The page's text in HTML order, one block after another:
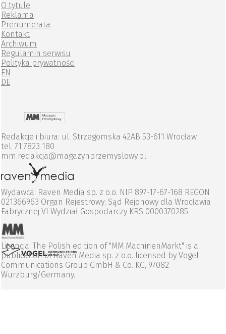
O tytule
Reklama
Prenumerata
Kontakt
Archiwum
Regulamin serwisu
Polityka prywatności
EN
DE
Redakcje i biura: ul. Strzegomska 42AB 53-611 Wrocław
tel. 71 7823 180
mm.redakcja@magazynprzemyslowy.pl
Wydawca: Raven Media sp. z o.o. NIP 897-17-67-168 REGON
021366963 Organ Rejestrowy: Sąd Rejonowy dla Wrocławia
Fabrycznej VI Wydział Gospodarczy KRS 0000370285
Licencja: The Polish edition of "MM MachinenMarkt" is a
publication of Raven Media sp. z o.o. licensed by Vogel
Communications Group GmbH & Co. KG, 97082
Wurzburg/Germany.